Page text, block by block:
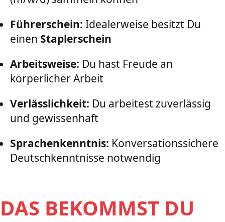
Führerschein: Idealerweise besitzt Du
einen Staplerschein
Arbeitsweise: Du hast Freude an
körperlicher Arbeit
Verlässlichkeit: Du arbeitest zuverlässig
und gewissenhaft
Sprachenkenntnis: Konversationssichere
Deutschkenntnisse notwendig
DAS BEKOMMST DU